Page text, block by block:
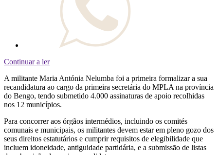
Continuar a ler
A militante Maria Antónia Nelumba foi a primeira formalizar a sua
recandidatura ao cargo da primeira secretária do MPLA na província
do Bengo, tendo submetido 4.000 assinaturas de apoio recolhidas
nos 12 municípios.
Para concorrer aos órgãos intermédios, incluindo os comités
comunais e municipais, os militantes devem estar em pleno gozo dos
seus direitos estatutários e cumprir requisitos de elegibilidade que
incluem idoneidade, antiguidade partidária, e a submissão de listas